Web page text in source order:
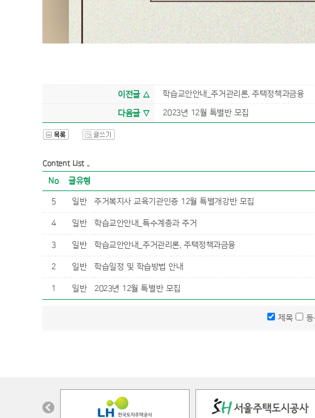
이전글 △ 학습교안안내_주거관리론, 주택정책과금융
다음글 ▽ 2023년 12월 특별반 모집
Content List ..
No 글유형
5 일반 주거복지사 교육기관인증 12월 특별개강반 모집
4 일반 학습교안안내_특수계층과 주거
3 일반 학습교안안내_주거관리론, 주택정책과금융
2 일반 학습일정 및 학습방법 안내
1 일반 2023년 12월 특별반 모집
제목